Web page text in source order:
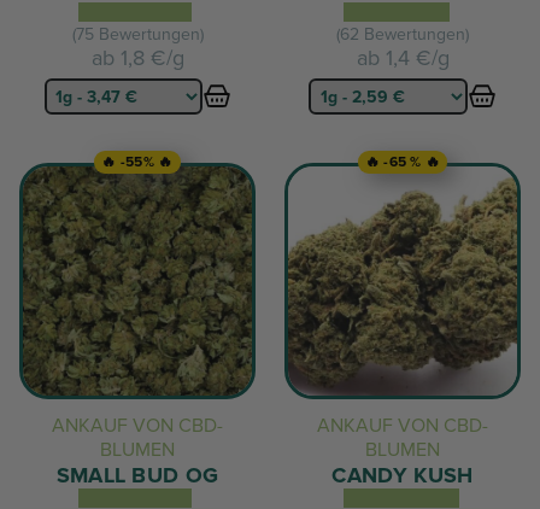
(75 Bewertungen)
ab 1,8 €/g
(62 Bewertungen)
ab 1,4 €/g
🔥 -55% 🔥
ANKAUF VON CBD-
BLUMEN
SMALL BUD OG
🔥 -65 % 🔥
ANKAUF VON CBD-
BLUMEN
CANDY KUSH